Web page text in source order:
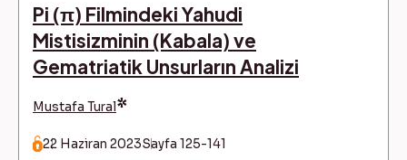
Pi (π) Filmindeki Yahudi
Mistisizminin (Kabala) ve
Gematriatik Unsurların Analizi
Mustafa Tural*
22 Haziran 2023Sayfa 125-141